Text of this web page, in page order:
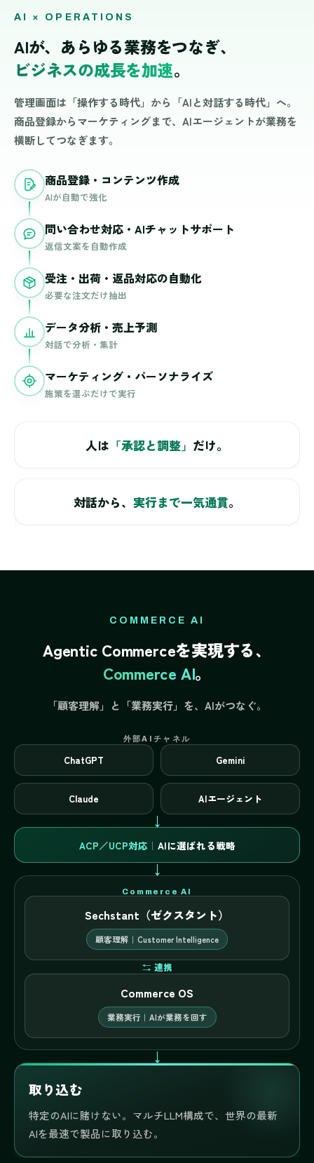
AI × OPERATIONS
AIが、あらゆる業務をつなぎ、
ビジネスの成長を加速。
管理画面は「操作する時代」から「AIと対話する時代」へ。
商品登録からマーケティングまで、AIエージェントが業務を
横断してつなぎます。
商品登録・コンテンツ作成
AIが自動で強化
問い合わせ対応・AIチャットサポート
返信文案を自動作成
受注・出荷・返品対応の自動化
必要な注文だけ抽出
データ分析・売上予測
対話で分析・集計
マーケティング・パーソナライズ
施策を選ぶだけで実行
人は 「承認と調整」 だけ。
対話から、 実行まで一気通貫。
COMMERCE AI
Agentic Commerceを実現する、
Commerce AI。
「顧客理解」と「業務実行」を、AIがつなぐ。
外部AIチャネル
ChatGPT Gemini
Claude AIエージェント
↓
ACP／UCP対応 ｜ AIに選ばれる戦略
↓
Commerce AI
Sechstant（ゼクスタント）
顧客理解｜Customer Intelligence
⇆ 連携
Commerce OS
業務実行｜AIが業務を回す
↓
取り込む
特定のAIに賭けない。マルチLLM構成で、世界の最新
AIを最速で製品に取り込む。